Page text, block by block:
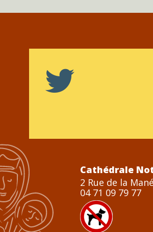
Cathédrale
2 Rue de la
04 71 09 79 77